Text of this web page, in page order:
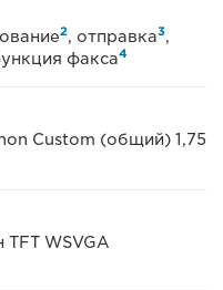
2, отправка3,
факса4
Custom (общий) 1,75
WSVGA